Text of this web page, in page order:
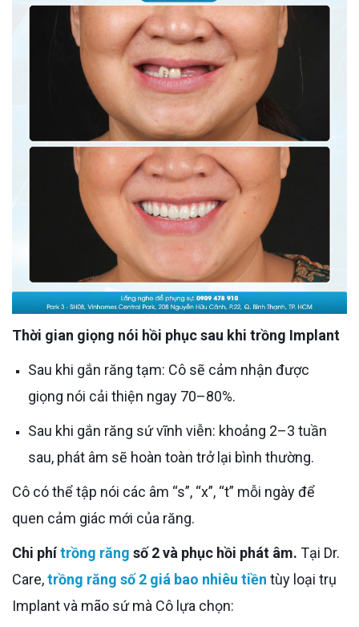
Thời gian giọng nói hồi phục sau khi trồng Implant
Sau khi gắn răng tạm: Cô sẽ cảm nhận được
giọng nói cải thiện ngay 70–80%.
Sau khi gắn răng sứ vĩnh viễn: khoảng 2–3 tuần
sau, phát âm sẽ hoàn toàn trở lại bình thường.
Cô có thể tập nói các âm “s”, “x”, “t” mỗi ngày để
quen cảm giác mới của răng.
Chi phítrồng răng số 2 và phục hồi phát âm. Tại Dr.
Care,trồng răng số 2 giá bao nhiêu tiền tùy loại trụ
Implant và mão sứ mà Cô lựa chọn: